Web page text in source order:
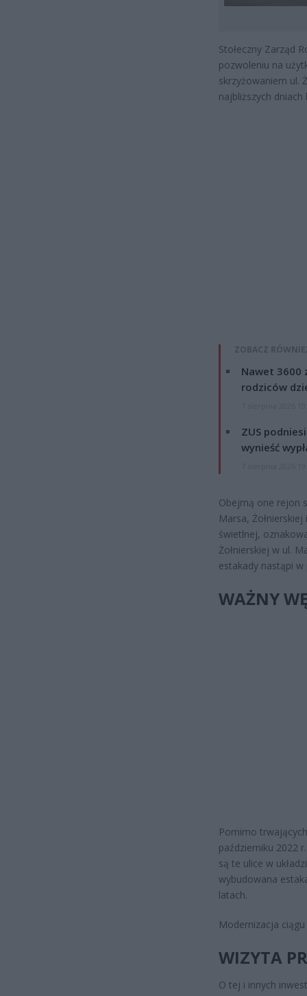
Stołeczny Zarząd
pozwoleniu na
skrzyżowaniem ul.
najbliższych
ZOBACZ
Nawet 3600
rodziców
ZUS
wynieść
Obejmą one rejon
Marsa,
świetlnej,
Żołnierskiej w ul.
estakady nastąpi w
WAŻNY
Pomimo
październiku 2022
są te ulice w
wybudowana
latach.
Modernizacja
WIZYTA
O tej i innych